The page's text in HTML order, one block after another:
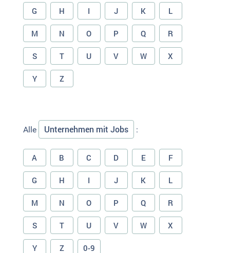
G H I J K L
M N O P Q R
S T U V W X
Y Z
Alle Unternehmen mit Jobs :
A B C D E F
G H I J K L
M N O P Q R
S T U V W X
Y Z 0-9